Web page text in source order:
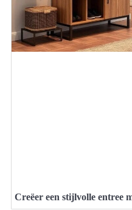
Creëer een stijlvolle entree